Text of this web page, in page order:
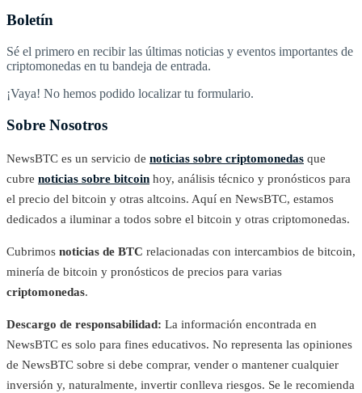
Boletín
Sé el primero en recibir las últimas noticias y eventos importantes de
criptomonedas en tu bandeja de entrada.
¡Vaya! No hemos podido localizar tu formulario.
Sobre Nosotros
NewsBTC es un servicio de noticias sobre criptomonedas que
cubre noticias sobre bitcoin hoy, análisis técnico y pronósticos para
el precio del bitcoin y otras altcoins. Aquí en NewsBTC, estamos
dedicados a iluminar a todos sobre el bitcoin y otras criptomonedas.
Cubrimos noticias de BTC relacionadas con intercambios de bitcoin,
minería de bitcoin y pronósticos de precios para varias
criptomonedas.
Descargo de responsabilidad: La información encontrada en
NewsBTC es solo para fines educativos. No representa las opiniones
de NewsBTC sobre si debe comprar, vender o mantener cualquier
inversión y, naturalmente, invertir conlleva riesgos. Se le recomienda